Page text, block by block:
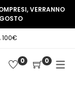
VERRANNO
100€
0 0